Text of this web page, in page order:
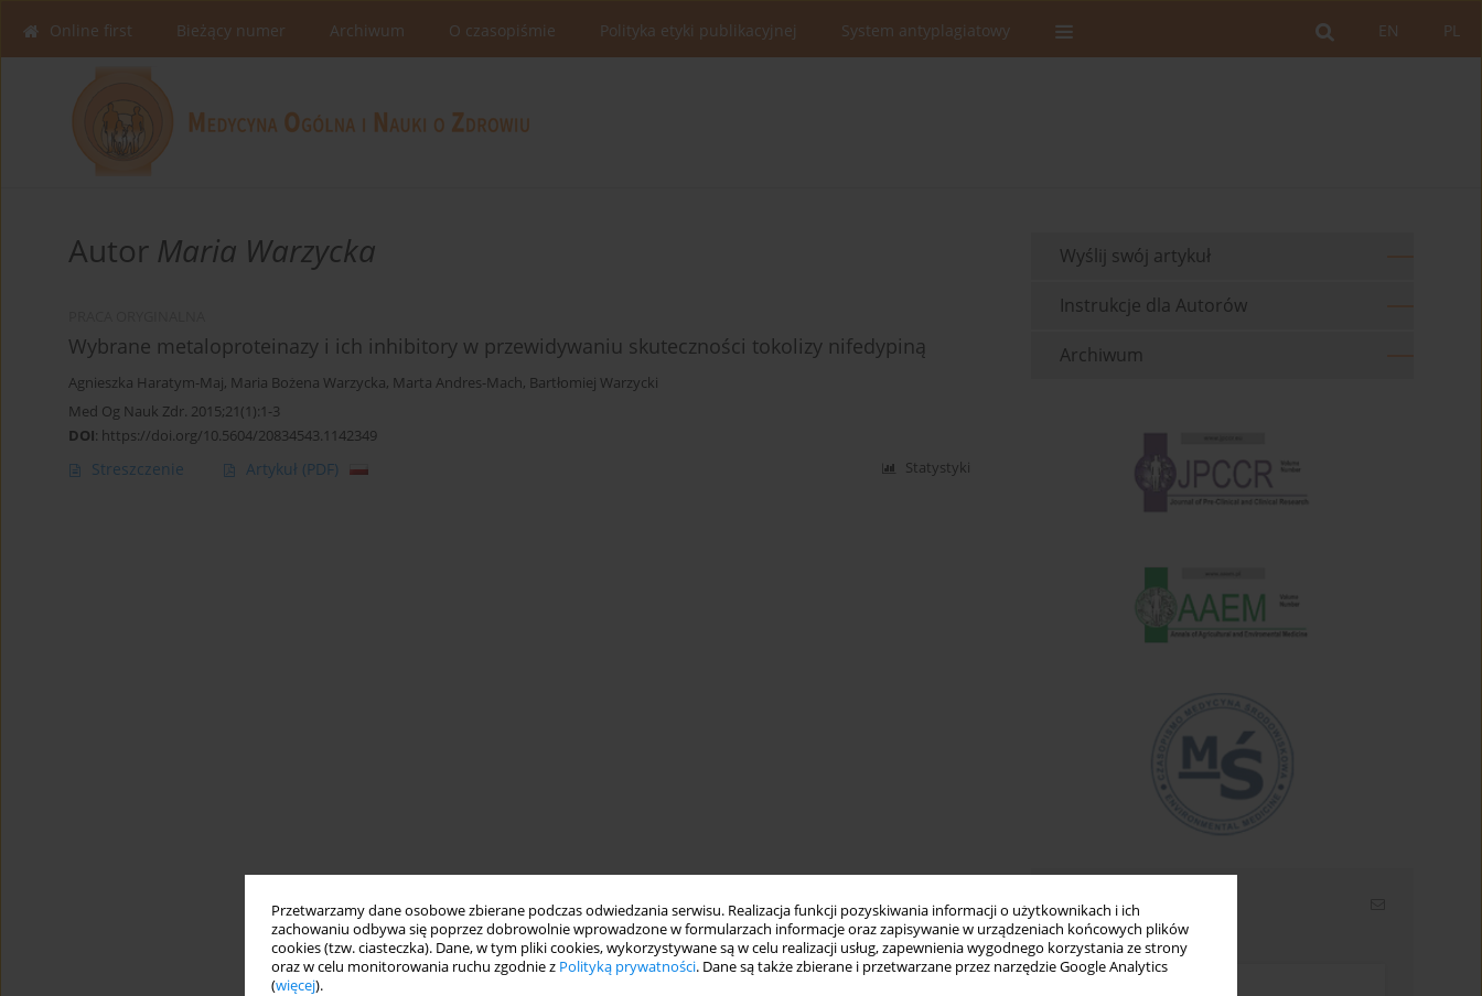
Przetwarzamy dane osobowe zbierane podczas odwiedzania serwisu. Realizacja funkcji pozyskiwania informacji o użytkownikach i ich
zachowaniu odbywa się poprzez dobrowolnie wprowadzone w formularzach informacje oraz zapisywanie w urządzeniach końcowych plików
cookies (tzw. ciasteczka). Dane, w tym pliki cookies, wykorzystywane są w celu realizacji usług, zapewnienia wygodnego korzystania ze strony
oraz w celu monitorowania ruchu zgodnie z Polityką prywatności. Dane są także zbierane i przetwarzane przez narzędzie Google Analytics
(więcej).
PL
EN
Online first Bieżący numer Archiwum O czasopiśmie Polityka etyki publikacyjnej System antyplagiatowy
Autor Maria Warzycka
Wybrane metaloproteinazy i ich inhibitory w przewidywaniu skuteczności tokolizy nifedypiną
Agnieszka Haratym-Maj, Maria Bożena Warzycka, Marta Andres-Mach, Bartłomiej Warzycki
Med Og Nauk Zdr. 2015;21(1):1-3
DOI: https://doi.org/10.5604/20834543.1142349
Streszczenie Artykuł (PDF) Statystyki
Wyślij swój artykuł
Instrukcje dla Autorów
Archiwum
Newsletter
Wpisz swój adres email